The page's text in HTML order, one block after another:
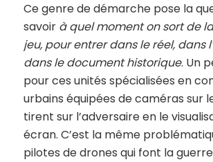
Ce genre de démarche pose la
savoir à quel moment on sort de
jeu, pour entrer dans le réel, dans
dans le document historique. Un
pour ces unités spécialisées en
urbains équipées de caméras sur
tirent sur l’adversaire en le
écran. C’est la même
pilotes de drones qui font la